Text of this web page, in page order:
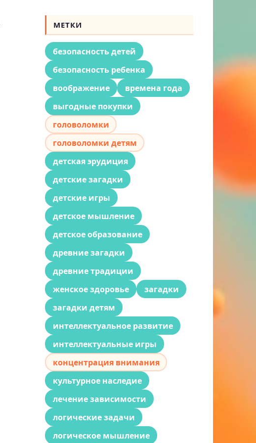
МЕТКИ
безопасность детей
безопасность ребенка
воображение
времена года
выгодные покупки
головоломки
головоломки детям
детская эрудиция
детские загадки
детские игры
детское мышление
детское образование
древние загадки
древние традиции
женское здоровье
загадки
загадки детям
интеллектуальное развитие
интеллектуальные игры
концентрация внимания
культурное наследие
лечение зависимости
логические задачи
логическое мышление